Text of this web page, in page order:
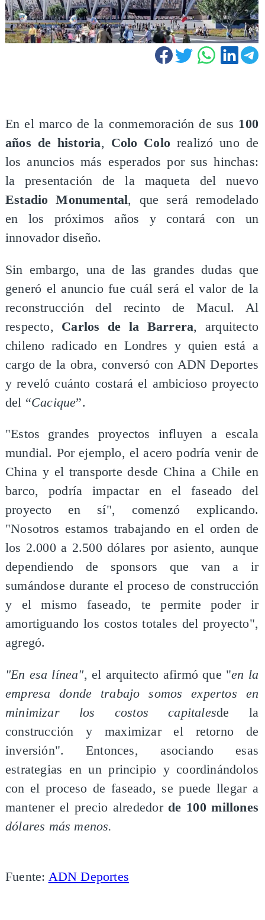
En el marco de la conmemoración de sus 100
años de historia, Colo Colo realizó uno de
los anuncios más esperados por sus hinchas:
la presentación de la maqueta del nuevo
Estadio Monumental, que será remodelado
en los próximos años y contará con un
innovador diseño.
Sin embargo, una de las grandes dudas que
generó el anuncio fue cuál será el valor de la
reconstrucción del recinto de Macul. Al
respecto, Carlos de la Barrera, arquitecto
chileno radicado en Londres y quien está a
cargo de la obra, conversó con ADN Deportes
y reveló cuánto costará el ambicioso proyecto
del “Cacique”.
"Estos grandes proyectos influyen a escala
mundial. Por ejemplo, el acero podría venir de
China y el transporte desde China a Chile en
barco, podría impactar en el faseado del
proyecto en sí", comenzó explicando.
"Nosotros estamos trabajando en el orden de
los 2.000 a 2.500 dólares por asiento, aunque
dependiendo de sponsors que van a ir
sumándose durante el proceso de construcción
y el mismo faseado, te permite poder ir
amortiguando los costos totales del proyecto",
agregó.
"En esa línea", el arquitecto afirmó que "en la
empresa donde trabajo somos expertos en
minimizar los costos capitalesde la
construcción y maximizar el retorno de
inversión". Entonces, asociando esas
estrategias en un principio y coordinándolos
con el proceso de faseado, se puede llegar a
mantener el precio alrededor de 100 millones
dólares más menos.
Fuente: ADN Deportes